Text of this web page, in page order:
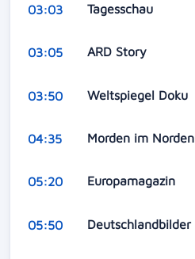
03:03 Tagesschau
03:05 ARD Story
03:50 Weltspiegel Doku
04:35 Morden im Norden
05:20 Europamagazin
05:50 Deutschlandbilder